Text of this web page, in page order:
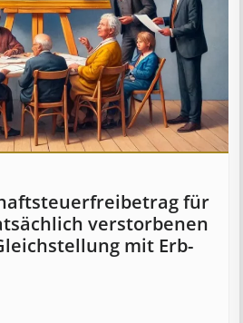
für
ver­storb­en­en
mit Erb­